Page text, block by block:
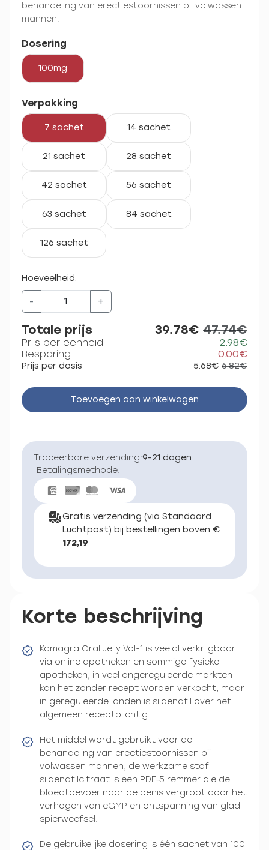
behandeling van erectiestoornissen bij volwassen
mannen.
Dosering
100mg
Verpakking
7 sachet 14 sachet
21 sachet 28 sachet
42 sachet 56 sachet
63 sachet 84 sachet
126 sachet
Hoeveelheid:
- +
Totale prijs 39.78€ 47.74€
Prijs per eenheid
2.98€
Besparing
0.00€
Prijs per dosis 5.68€ 6.82€
Toevoegen aan winkelwagen
Traceerbare verzending:9-21 dagen
Betalingsmethode:
Gratis verzending (via Standaard
Luchtpost) bij bestellingen boven €
172,19
Korte beschrijving
Kamagra Oral Jelly Vol-1 is veelal verkrijgbaar
via online apotheken en sommige fysieke
apotheken; in veel ongereguleerde markten
kan het zonder recept worden verkocht, maar
in gereguleerde landen is sildenafil over het
algemeen receptplichtig.
Het middel wordt gebruikt voor de
behandeling van erectiestoornissen bij
volwassen mannen; de werkzame stof
sildenafilcitraat is een PDE‑5 remmer die de
bloedtoevoer naar de penis vergroot door het
verhogen van cGMP en ontspanning van glad
spierweefsel.
De gebruikelijke dosering is één sachet van 100